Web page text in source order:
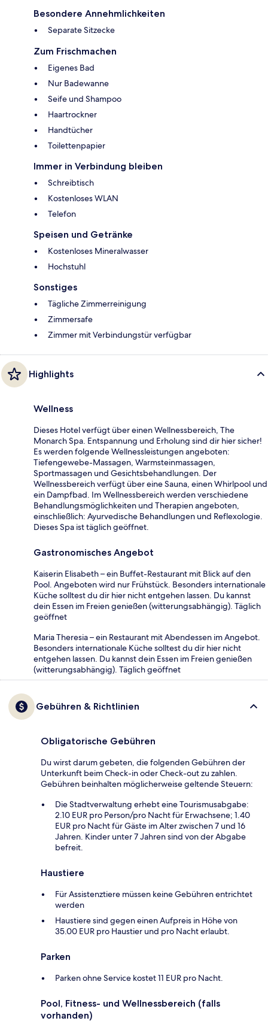
Besondere Annehmlichkeiten
Separate Sitzecke
Zum Frischmachen
Eigenes Bad
Nur Badewanne
Seife und Shampoo
Haartrockner
Handtücher
Toilettenpapier
Immer in Verbindung bleiben
Schreibtisch
Kostenloses WLAN
Telefon
Speisen und Getränke
Kostenloses Mineralwasser
Hochstuhl
Sonstiges
Tägliche Zimmerreinigung
Zimmersafe
Zimmer mit Verbindungstür verfügbar
Highlights
Wellness
Dieses Hotel verfügt über einen Wellnessbereich, The
Monarch Spa. Entspannung und Erholung sind dir hier sicher!
Es werden folgende Wellnessleistungen angeboten:
Tiefengewebe-Massagen, Warmsteinmassagen,
Sportmassagen und Gesichtsbehandlungen. Der
Wellnessbereich verfügt über eine Sauna, einen Whirlpool und
ein Dampfbad. Im Wellnessbereich werden verschiedene
Behandlungsmöglichkeiten und Therapien angeboten,
einschließlich: Ayurvedische Behandlungen und Reflexologie.
Dieses Spa ist täglich geöffnet.
Gastronomisches Angebot
Kaiserin Elisabeth – ein Buffet-Restaurant mit Blick auf den
Pool. Angeboten wird nur Frühstück. Besonders internationale
Küche solltest du dir hier nicht entgehen lassen. Du kannst
dein Essen im Freien genießen (witterungsabhängig). Täglich
geöffnet
Maria Theresia – ein Restaurant mit Abendessen im Angebot.
Besonders internationale Küche solltest du dir hier nicht
entgehen lassen. Du kannst dein Essen im Freien genießen
(witterungsabhängig). Täglich geöffnet
Gebühren & Richtlinien
Obligatorische Gebühren
Du wirst darum gebeten, die folgenden Gebühren der
Unterkunft beim Check-in oder Check-out zu zahlen.
Gebühren beinhalten möglicherweise geltende Steuern:
Die Stadtverwaltung erhebt eine Tourismusabgabe:
2.10 EUR pro Person/pro Nacht für Erwachsene; 1.40
EUR pro Nacht für Gäste im Alter zwischen 7 und 16
Jahren. Kinder unter 7 Jahren sind von der Abgabe
befreit.
Haustiere
Für Assistenztiere müssen keine Gebühren entrichtet
werden
Haustiere sind gegen einen Aufpreis in Höhe von
35.00 EUR pro Haustier und pro Nacht erlaubt.
Parken
Parken ohne Service kostet 11 EUR pro Nacht.
Pool, Fitness- und Wellnessbereich (falls
vorhanden)